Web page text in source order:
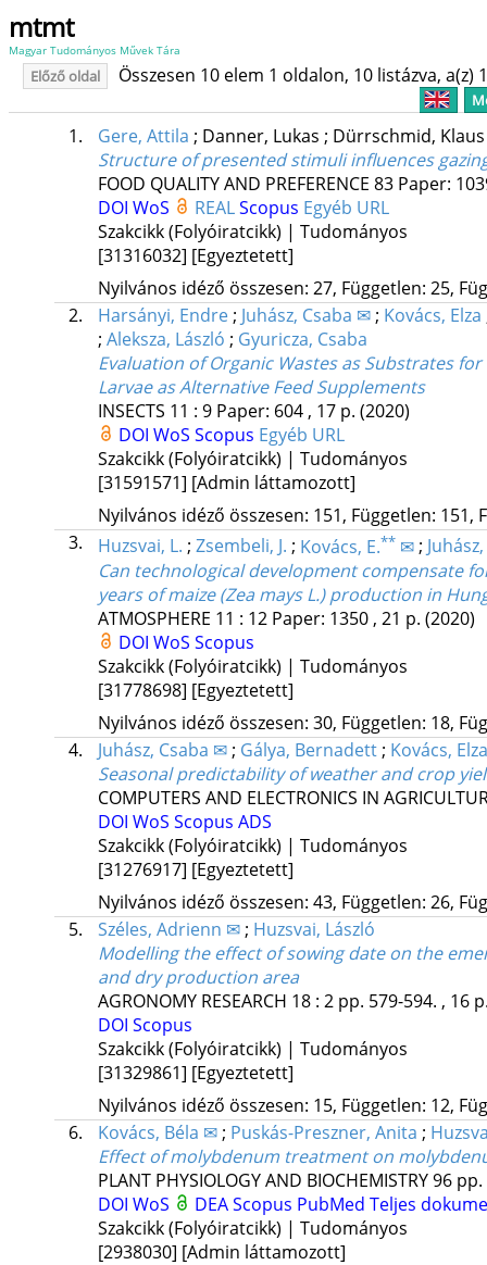
mtmt
Magyar Tudományos Művek Tára
Előző oldal Összesen 10 elem 1 oldalon, 10 listázva, a(z)
1. Gere, Attila ; Danner, Lukas ; Dürrschmid,
Structure of presented stimuli influences
FOOD QUALITY AND PREFERENCE 83 Paper:
DOI WoS REALScopus Egyéb URL
Szakcikk (Folyóiratcikk) | Tudományos
[31316032] [Egyeztetett]
Nyilvános idéző összesen: 27, Független: 25,
2.
Harsányi, Endre; Juhász, Csaba ✉; Kovács, Elza
; Aleksza, László ; Gyuricza, Csaba
Evaluation of Organic Wastes as Substrates
Larvae as Alternative Feed Supplements
INSECTS 11 : 9 Paper: 604 , 17 p. (2020)
DOI WoS Scopus Egyéb URL
Szakcikk (Folyóiratcikk) | Tudományos
[31591571] [Admin láttamozott]
Nyilvános idéző összesen: 151, Független: 151,
3.
Huzsvai, L. ; Zsembeli, J. ; Kovács, E.**✉;
Can technological development compensate
years of maize (Zea mays L.) production in
ATMOSPHERE 11 : 12 Paper: 1350 , 21 p. (2020)
DOI WoS Scopus
Szakcikk (Folyóiratcikk) | Tudományos
[31778698] [Egyeztetett]
Nyilvános idéző összesen: 30, Független: 18,
4.
Juhász, Csaba ✉ ; Gálya, Bernadett ; Kovács, Elza
Seasonal predictability of weather and crop
COMPUTERS AND ELECTRONICS IN
DOI WoS Scopus ADS
Szakcikk (Folyóiratcikk) | Tudományos
[31276917] [Egyeztetett]
Nyilvános idéző összesen: 43, Független: 26,
5.
Széles, Adrienn ✉ ; Huzsvai, László
Modelling the effect of sowing date on the
and dry production area
AGRONOMY RESEARCH 18: 2 pp. 579-594. , 16
DOI Scopus
Szakcikk (Folyóiratcikk) | Tudományos
[31329861] [Egyeztetett]
Nyilvános idéző összesen: 15, Független: 12,
6.
Kovács, Béla ✉ ; Puskás-Preszner, Anita ;
Effect of molybdenum treatment on
PLANT PHYSIOLOGY AND BIOCHEMISTRY96 pp.
DOI WoS DEAScopus PubMed Teljes
Szakcikk (Folyóiratcikk) | Tudományos
[2938030] [Admin láttamozott]